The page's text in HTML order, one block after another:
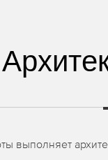
выполняет